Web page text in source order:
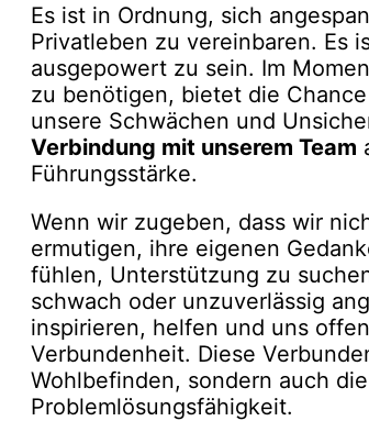
Es ist in Ordnung, sich
Privatleben zu vereinbaren. Es
ausgepowert zu sein. Im
zu benötigen, bietet die
unsere Schwächen und
Verbindung mit unserem Team
Führungsstärke.
Wenn wir zugeben, dass wir
ermutigen, ihre eigenen
fühlen, Unterstützung zu
schwach oder unzuverlässig
inspirieren, helfen und uns
Verbundenheit. Diese
Wohlbefinden, sondern auch
Problemlösungsfähigkeit.